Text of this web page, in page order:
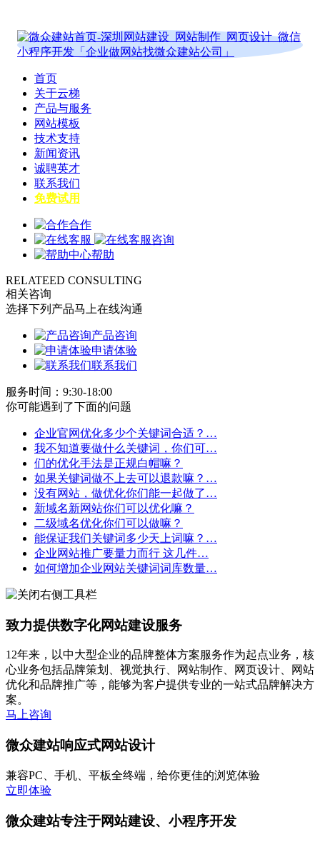
首页
关于云梯
产品与服务
网站模板
技术支持
新闻资讯
诚聘英才
联系我们
免费试用
合作
咨询
帮助
RELATEED CONSULTING
相关咨询
选择下列产品马上在线沟通
产品咨询
申请体验
联系我们
服务时间：9:30-18:00
你可能遇到了下面的问题
企业官网优化多少个关键词合适？…
我不知道要做什么关键词，你们可…
们的优化手法是正规白帽嘛？
如果关键词做不上去可以退款嘛？…
没有网站，做优化你们能一起做了…
新域名新网站你们可以优化嘛？
二级域名优化你们可以做嘛？
能保证我们关键词多少天上词嘛？…
企业网站推广要量力而行 这几件…
如何增加企业网站关键词词库数量…
致力提供数字化网站建设服务
12年来，以中大型企业的品牌整体方案服务作为起点业务，核
心业务包括品牌策划、视觉执行、网站制作、网页设计、网站
优化和品牌推广等，能够为客户提供专业的一站式品牌解决方
案。
马上咨询
微众建站响应式网站设计
兼容PC、手机、平板全终端，给你更佳的浏览体验
立即体验
微众建站专注于网站建设、小程序开发